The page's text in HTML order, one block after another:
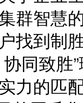
群智慧
找到制
同致
力的匹